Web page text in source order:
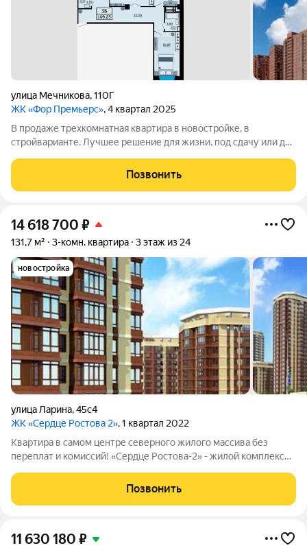
улица Мечникова,110Г
ЖК «Фор Премьерс», 4 квартал 2025
В продаже трехкомнатная квартира в новостройке, в
стройварианте. Лучшее решение для жизни, под сдачу или для
максимальной функциональности, чтобы обеспечить уют
будущих жильцов. Основные
Позвонить
14 618 700 ₽
131,7 м² 3-комн. квартира 3 этаж из 24
новостройка
улица Ларина,45с4
ЖК «Сердце Ростова 2», 1 квартал 2022
Квартира в самом центре северного жилого массива без
переплат и комиссий! «Сердце Ростова-2» - жилой комплекс
вливается в архитектурный облик города. ЖК "Сердце
Ростова-2" отвечает всем требованиям
Позвонить
11 630 180 ₽